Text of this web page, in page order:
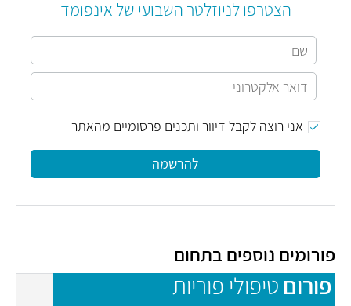
הצטרפו לניוזלטר השבועי של אינפומד
אני רוצה לקבל דיוור ותכנים פרסומיים מהאתר
להרשמה
פורומים נוספים בתחום
פורום טיפולי פוריות